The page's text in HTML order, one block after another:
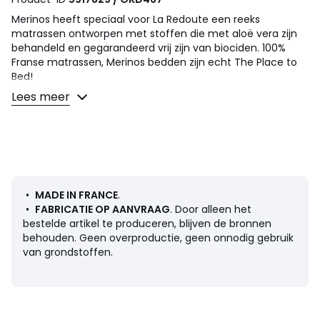
Merinos heeft speciaal voor La Redoute een reeks
matrassen ontworpen met stoffen die met aloë vera zijn
behandeld en gegarandeerd vrij zijn van biociden. 100%
Franse matrassen, Merinos bedden zijn echt The Place to
Bed!
Het comfort van deze matras wordt nog verhoogd door de
PENCIL FIRM bedbodem die in vele kleuren verkrijgbaar is,
• 2 slaapoppervlakken met een evenwichtiger comfort
aan de winterzijde dankzij het traagschuim en een steviger
comfort aan de zomerkant
• Winterzijde : 1 cm extra traagschuim + 250 g/m²
polyestervezel.
• Zomerzijde : 18 mm comfortschuim + 250gr/m2
Lees meer
• MADE IN FRANCE.
• FABRICATIE OP AANVRAAG. Door alleen het
bestelde artikel te produceren, blijven de bronnen
behouden. Geen overproductie, geen onnodig gebruik
van grondstoffen.